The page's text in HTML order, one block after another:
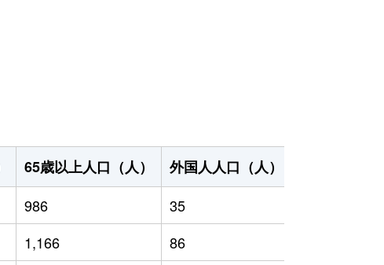
65歳以上人口（人） 外国人人口（人）
986 35
1,166 86